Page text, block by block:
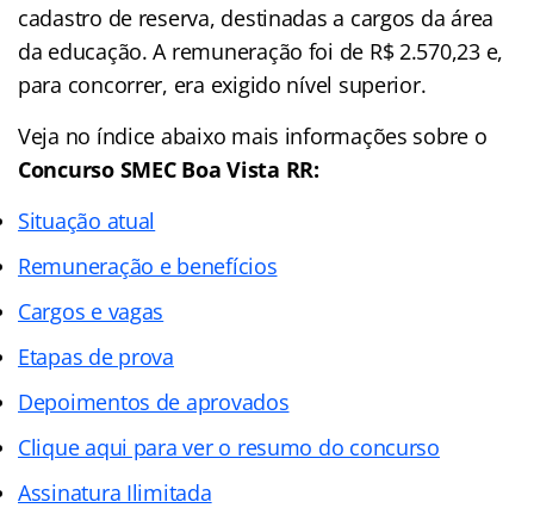
cadastro de reserva, destinadas a cargos da área
da educação. A remuneração foi de R$ 2.570,23 e,
para concorrer, era exigido nível superior.
Veja no índice abaixo mais informações sobre o
Concurso SMEC Boa Vista RR:
Situação atual
Remuneração e benefícios
Cargos e vagas
Etapas de prova
Depoimentos de aprovados
Clique aqui para ver o resumo do concurso
Assinatura Ilimitada